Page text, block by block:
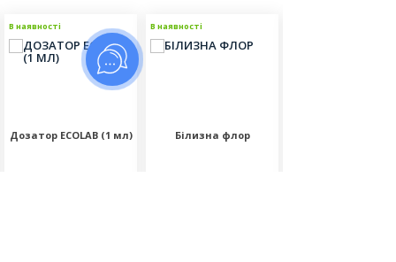
В наявності
Дозатор ECOLAB (1 мл)
В наявності
Білизна флор